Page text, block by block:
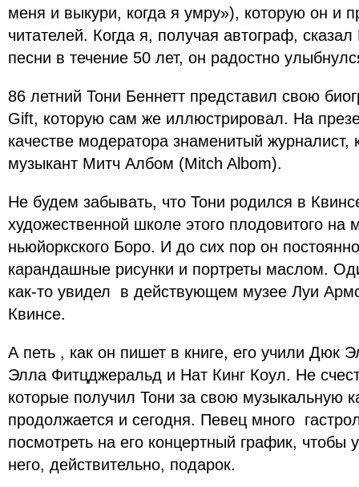
меня и выкури, когда я умру»), которую он и
читателей. Когда я, получая автограф,
песни в течение 50 лет, он радостно
86 летний Тони Беннетт представил свою
Gift, которую сам же иллюстрировал. На
качестве модератора знаменитый
музыкант Митч Албом (Mitch Albom).
Не будем забывать, что Тони родился в
художественной школе этого плодовитого на
ньюйоркского Боро. И до сих пор он
карандашные рисунки и портреты маслом.
как-то увидел в действующем музее Луи
Квинсе.
А петь , как он пишет в книге, его учили Дюк
Элла Фитцджеральд и Нат Кинг Коул. Не
которые получил Тони за свою музыкальную
продолжается и сегодня. Певец много
посмотреть на его концертный график, чтобы
него, действительно, подарок.